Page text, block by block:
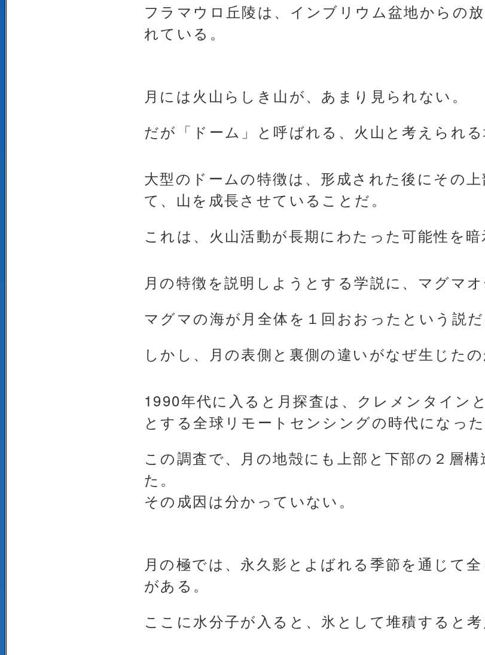
フラマウロ丘陵は、インブリウム盆地からの
れている。
月には火山らしき山が、あまり見られない。
だが「ドーム」と呼ばれる、火山と考えられる
大型のドームの特徴は、形成された後にその
て、山を成長させていることだ。
これは、火山活動が長期にわたった可能性を暗
月の特徴を説明しようとする学説に、マグマオ
マグマの海が月全体を１回おおったという説だ
しかし、月の表側と裏側の違いがなぜ生じた
1990年代に入ると月探査は、クレメンタイン
とする全球リモートセンシングの時代になった
この調査で、月の地殻にも上部と下部の２層
た。
その成因は分かっていない。
月の極では、永久影とよばれる季節を通じて
がある。
ここに水分子が入ると、氷として堆積すると考